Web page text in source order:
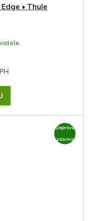
• Thule
Doprava
zdarma